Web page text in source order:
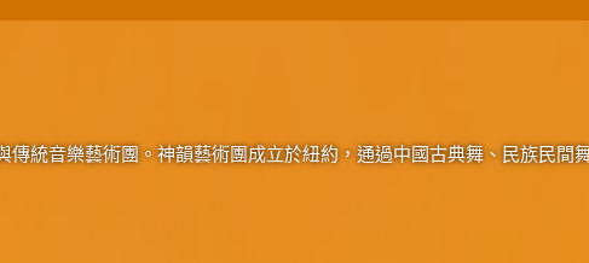
傳統音樂藝術團。神韻藝術團成立於紐約，通過中國古典舞、民族民間